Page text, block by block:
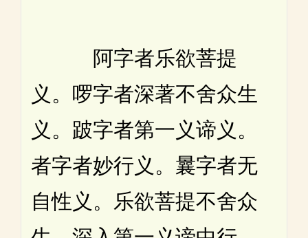
阿字者乐欲菩提
义。啰字者深著不舍众生
义。跛字者第一义谛义。
者字者妙行义。曩字者无
自性义。乐欲菩提不舍众